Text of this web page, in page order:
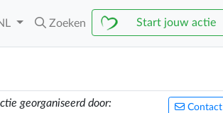
Zoeken Start jouw actie
Contact
georganiseerd door: